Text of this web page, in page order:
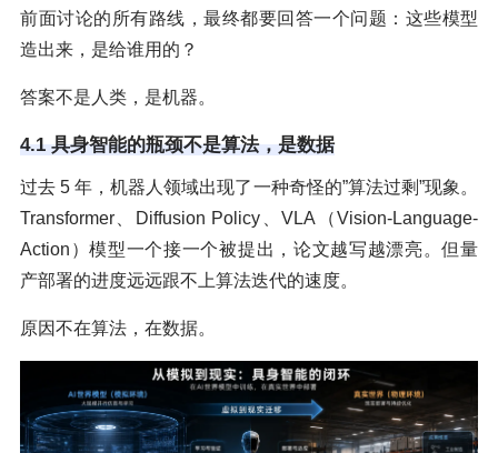
前面讨论的所有路线，最终都要回答一个问题：这些模型
造出来，是给谁用的？
答案不是人类，是机器。
4.1 具身智能的瓶颈不是算法，是数据
过去 5 年，机器人领域出现了一种奇怪的”算法过剩”现象。
Transformer、Diffusion Policy、VLA（Vision-Language-
Action）模型一个接一个被提出，论文越写越漂亮。但量
产部署的进度远远跟不上算法迭代的速度。
原因不在算法，在数据。